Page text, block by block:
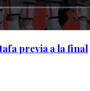
previa a la final